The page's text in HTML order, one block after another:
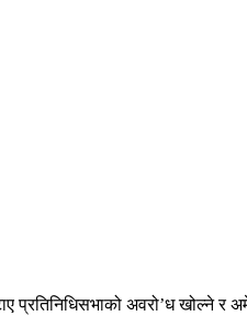
अवरो’ध खोल्ने र